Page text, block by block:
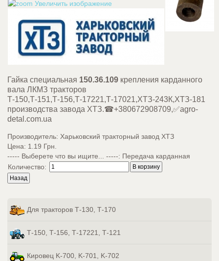
Увеличить изображение
Гайка специальная 150.36.109 крепления карданного
вала ЛКМЗ тракторов
Т-150,Т-151,Т-156,Т-17221,Т-17021,ХТЗ-243К,ХТЗ-181
производства завода ХТЗ.☎+380672908709,✅agro-
detal.com.ua
Производитель: Харьковский тракторный завод ХТЗ
Цена: 1.19 Грн.
----- Выберете что вы ищите... -----: Передача карданная
Количество:
Для тракторов Т-130, Т-170
Т-150, Т-156, Т-17221, Т-121
Кировец K-700, K-701, K-702